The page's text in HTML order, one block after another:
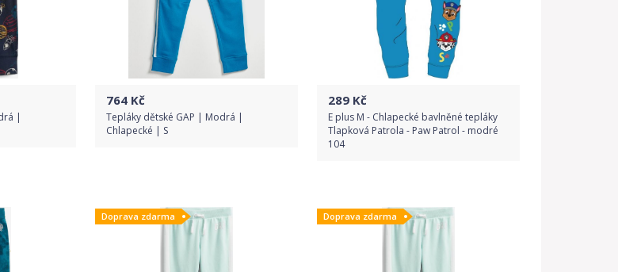
|
764 Kč
Tepláky dětské GAP | Modrá |
Chlapecké | S
Detail produktu
289 Kč
E plus M - Chlapecké bavlněné tepláky
Tlapková Patrola - Paw Patrol - modré
104
Detail produktu
Doprava zdarma Doprava zdarma